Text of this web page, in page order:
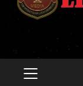
PRIMARY